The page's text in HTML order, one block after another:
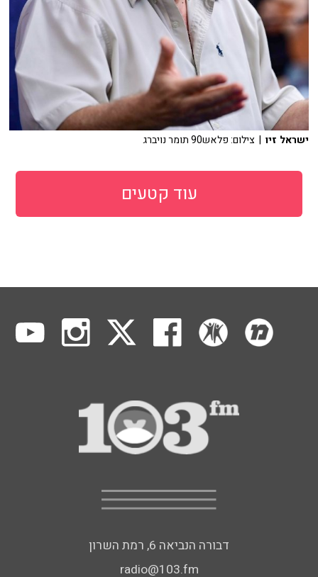
ישראל זיו | צילום: פלאש90 תומר נויברג
עוד קטעים
דבורה הנביאה 6, רמת השרון
radio@103.fm